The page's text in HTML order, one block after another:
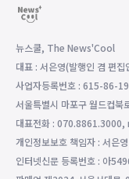
뉴스쿨, The News'Cool
대표 : 서은영(발행인 겸 편집
사업자등록번호 : 615-86-
서울특별시 마포구 월드컵
대표전화 :
개인정보보호 책임자 : 서은영
인터넷신문 등록번호 : 아